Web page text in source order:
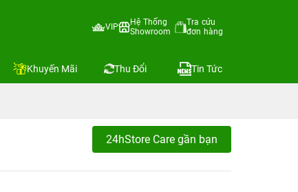
VIP
Hệ Thống
Showroom
Tra cứu
đơn hàng
Khuyến Mãi Thu Đổi Tin Tức
24hStore Care gần bạn